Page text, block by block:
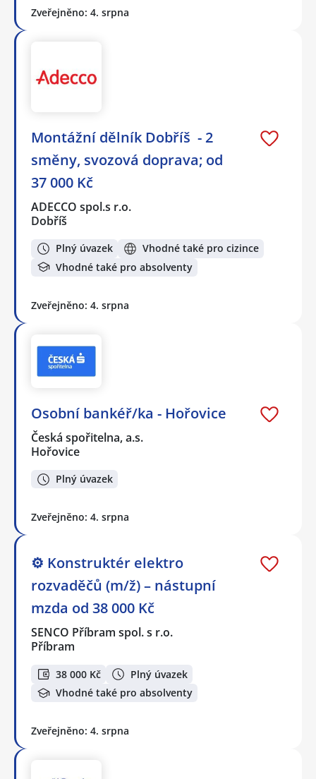
Zveřejněno: 4. srpna
Montážní dělník Dobříš - 2
směny, svozová doprava; od
37 000 Kč
ADECCO spol.s r.o.
Dobříš
Plný úvazek
Vhodné také pro cizince
Vhodné také pro absolventy
Zveřejněno: 4. srpna
Osobní bankéř/ka - Hořovice
Česká spořitelna, a.s.
Hořovice
Plný úvazek
Zveřejněno: 4. srpna
⚙️ Konstruktér elektro
rozvaděčů (m/ž) – nástupní
mzda od 38 000 Kč
SENCO Příbram spol. s r.o.
Příbram
38 000 Kč
Plný úvazek
Vhodné také pro absolventy
Zveřejněno: 4. srpna